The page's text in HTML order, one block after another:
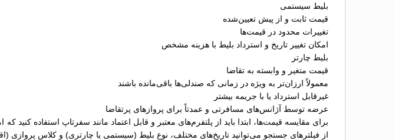
بلیط سیستمی
قیمت ثابت و از پیش تعیین‌شده
تغییرات محدود در قیمت‌ها
امکان تغییر تاریخ و استرداد بلیط با هزینه مشخص
بلیط چارتر
قیمت متغیر و وابسته به تقاضا
معمولاً ارزان‌تر به ویژه در زمانی که صندلی‌ها باقی‌مانده باشند
غیرقابل استرداد یا با جریمه بیشتر
عرضه توسط آژانس‌های مسافرتی و عمدتاً برای پروازهای پرتقاضا
برای مقایسه قیمت‌ها، ابتدا باید از پلتفرم‌های معتبر و قابل اعتماد مانند سفرتاپ استفاده
از فیلترهای جستجو می‌توانید تاریخ‌های مختلف، نوع بلیط (سیستمی یا چارتری) و کلاس پروازی